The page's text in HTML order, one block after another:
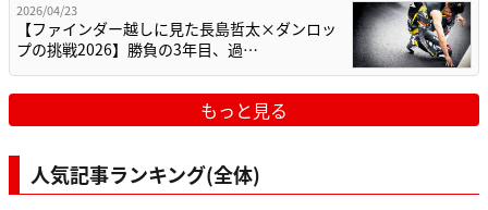
2026/04/23
【ファインダー越しに見た長島哲太×ダンロッ
プの挑戦2026】勝負の3年目、過…
もっと見る
人気記事ランキング(全体)